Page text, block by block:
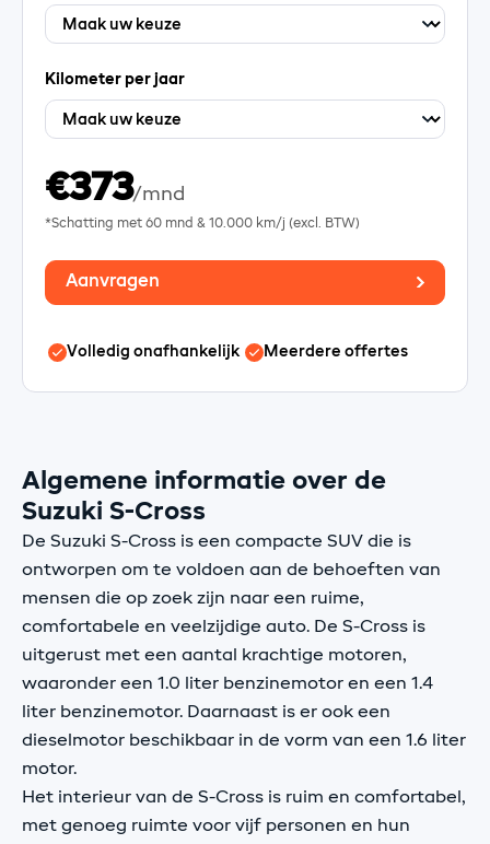
Algemene informatie over de
Suzuki S-Cross
De Suzuki S-Cross is een compacte SUV die is
ontworpen om te voldoen aan de behoeften van
mensen die op zoek zijn naar een ruime,
comfortabele en veelzijdige auto. De S-Cross is
uitgerust met een aantal krachtige motoren,
waaronder een 1.0 liter benzinemotor en een 1.4
liter benzinemotor. Daarnaast is er ook een
dieselmotor beschikbaar in de vorm van een 1.6 liter
motor.
Het interieur van de S-Cross is ruim en comfortabel,
met genoeg ruimte voor vijf personen en hun
Kilometer per jaar
€373/mnd
*Schatting met 60 mnd &10.000 km/j (excl. BTW)
Aanvragen
Volledig onafhankelijk Meerdere offertes